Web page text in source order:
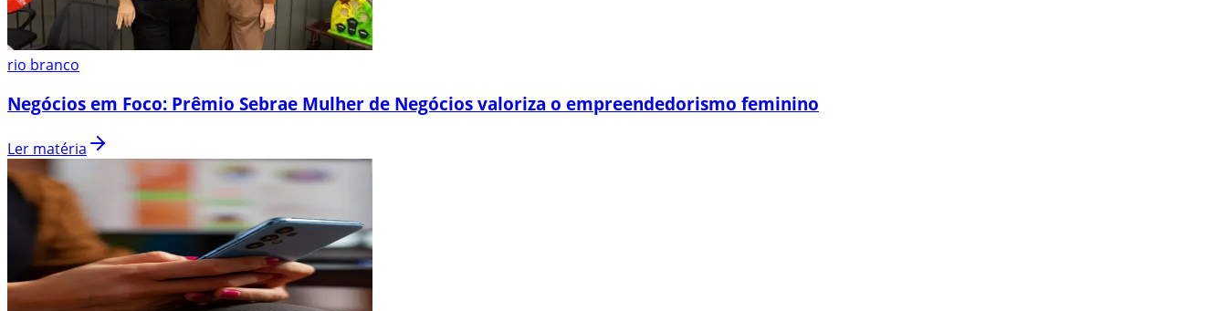
rio branco
Negócios em Foco: Prêmio Sebrae Mulher de Negócios valoriza o empreendedorismo feminino
Ler matéria